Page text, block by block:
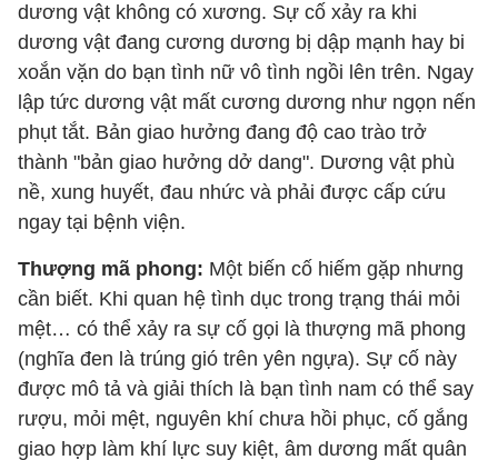
dương vật không có xương. Sự cố xảy ra khi
dương vật đang cương dương bị dập mạnh hay bi
xoắn vặn do bạn tình nữ vô tình ngồi lên trên. Ngay
lập tức dương vật mất cương dương như ngọn nến
phụt tắt. Bản giao hưởng đang độ cao trào trở
thành "bản giao hưởng dở dang". Dương vật phù
nề, xung huyết, đau nhức và phải được cấp cứu
ngay tại bệnh viện.
Thượng mã phong: Một biến cố hiếm gặp nhưng
cần biết. Khi quan hệ tình dục trong trạng thái mỏi
mệt… có thể xảy ra sự cố gọi là thượng mã phong
(nghĩa đen là trúng gió trên yên ngựa). Sự cố này
được mô tả và giải thích là bạn tình nam có thể say
rượu, mỏi mệt, nguyên khí chưa hồi phục, cố gắng
giao hợp làm khí lực suy kiệt, âm dương mất quân